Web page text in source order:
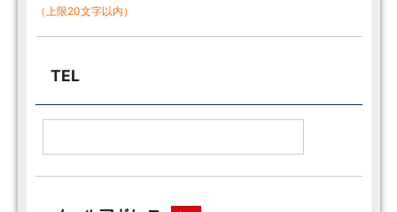
（上限20文字以内）
TEL